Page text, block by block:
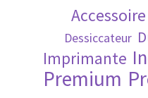
Accessoire
Dessiccateur
Imprimante
Premium